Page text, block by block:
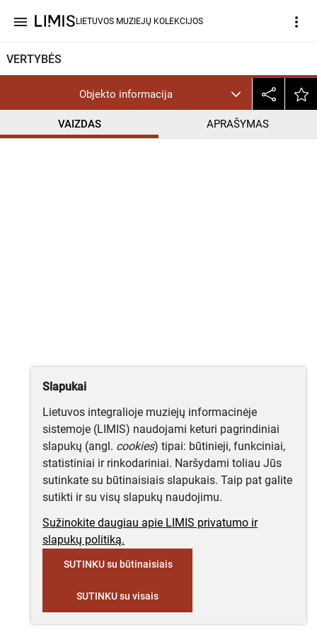
menu LIETUVOS MUZIEJŲ KOLEKCIJOS more_vert
VERTYBĖS
Objekto informacija
VAIZDAS APRAŠYMAS
CC BY-NC-ND
Slapukai
Lietuvos integralioje muziejų informacinėje
sistemoje (LIMIS) naudojami keturi pagrindiniai
slapukų (angl. cookies) tipai: būtinieji, funkciniai,
statistiniai ir rinkodariniai. Naršydami toliau Jūs
sutinkate su būtinaisiais slapukais. Taip pat galite
sutikti ir su visų slapukų naudojimu.
Sužinokite daugiau apie LIMIS privatumo ir
slapukų politiką.
SUTINKU su būtinaisiais
SUTINKU su visais